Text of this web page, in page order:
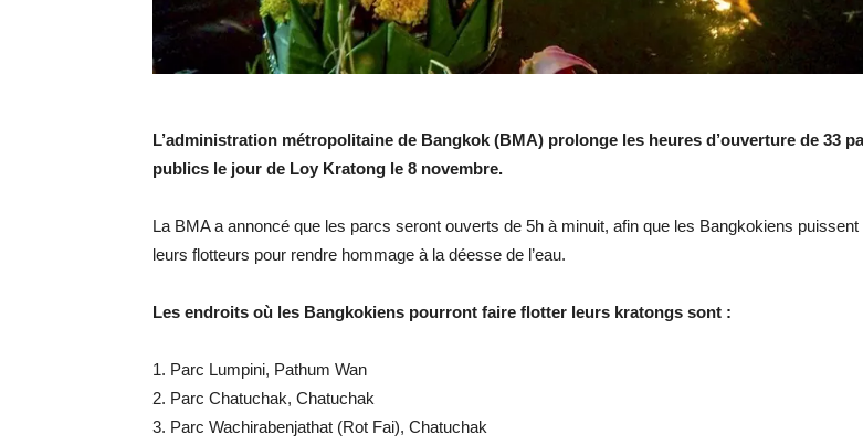
L’administration métropolitaine de Bangkok (BMA) prolonge les heures d’ouverture de 33
publics le jour de Loy Kratong le 8 novembre.
La BMA a annoncé que les parcs seront ouverts de 5h à minuit, afin que les Bangkokiens puissent
leurs flotteurs pour rendre hommage à la déesse de l’eau.
Les endroits où les Bangkokiens pourront faire flotter leurs kratongs sont :
1. Parc Lumpini, Pathum Wan
2. Parc Chatuchak, Chatuchak
3. Parc Wachirabenjathat (Rot Fai), Chatuchak